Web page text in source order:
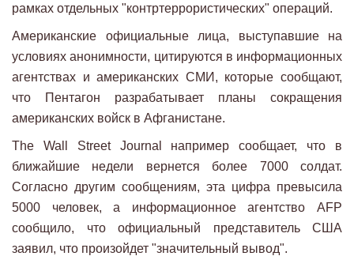
рамках отдельных "контртеррористических" операций.
Американские официальные лица, выступавшие на
условиях анонимности, цитируются в информационных
агентствах и американских СМИ, которые сообщают,
что Пентагон разрабатывает планы сокращения
американских войск в Афганистане.
The Wall Street Journal например сообщает, что в
ближайшие недели вернется более 7000 солдат.
Согласно другим сообщениям, эта цифра превысила
5000 человек, а информационное агентство AFP
сообщило, что официальный представитель США
заявил, что произойдет "значительный вывод".